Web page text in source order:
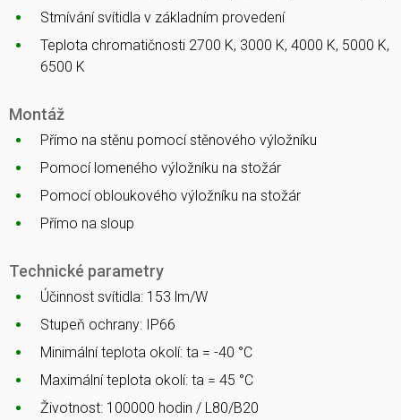
Stmívání svítidla v základním provedení
Teplota chromatičnosti 2700 K, 3000 K, 4000 K, 5000 K,
6500 K
Montáž
Přímo na stěnu pomocí stěnového výložníku
Pomocí lomeného výložníku na stožár
Pomocí obloukového výložníku na stožár
Přímo na sloup
Technické parametry
Účinnost svítidla: 153 lm/W
Stupeň ochrany: IP66
Minimální teplota okolí: ta = -40 °C
Maximální teplota okolí: ta = 45 °C
Životnost: 100000 hodin / L80/B20